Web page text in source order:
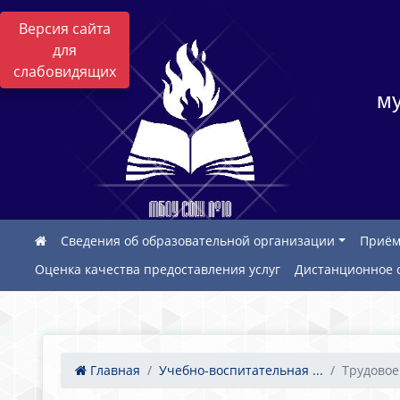
Версия сайта
для
слабовидящих
Сведения об образовательной организации
Оценка качества предоставления услуг
Дистанционное
Главная Учебно-воспитательная ...